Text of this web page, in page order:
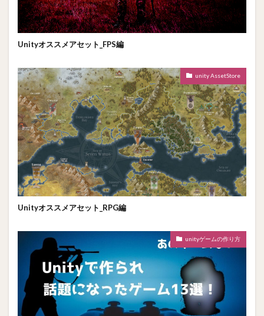
Unityオススメアセット_FPS編
unity AssetStore
Unityオススメアセット_RPG編
unityゲームの作り方